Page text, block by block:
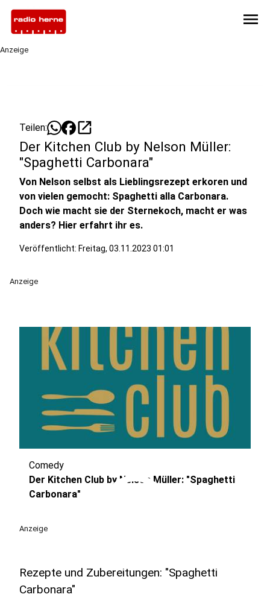
menu
Anzeige
Teilen: open_in_new
Der Kitchen Club by Nelson Müller:
"Spaghetti Carbonara"
Von Nelson selbst als Lieblingsrezept erkoren und
von vielen gemocht: Spaghetti alla Carbonara.
Doch wie macht sie der Sternekoch, macht er was
anders? Hier erfahrt ihr es.
Veröffentlicht: Freitag, 03.11.2023 01:01
Anzeige
play_circle
Comedy
Der Kitchen Club by Nelson Müller: "Spaghetti
Carbonara"
Anzeige
Rezepte und Zubereitungen: "Spaghetti
Carbonara"